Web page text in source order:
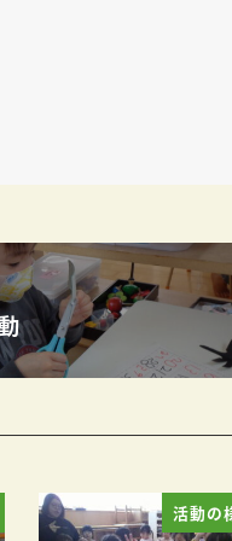
活動の